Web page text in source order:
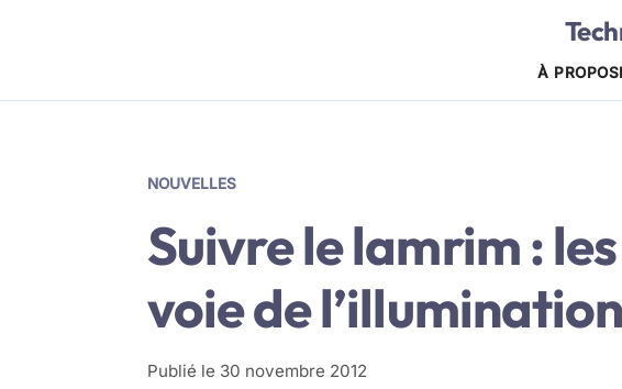
À PROPOS
NOUVELLES
Suivre le lamrim :
voie de l’illumination
Publié le 30 novembre 2012